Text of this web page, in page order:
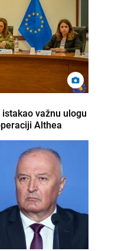
istakao važnu ulogu
Althea